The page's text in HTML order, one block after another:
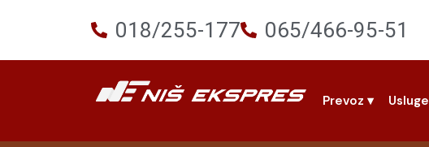
018/255-177 065/466-95-51
Prevoz ▾ Usluge